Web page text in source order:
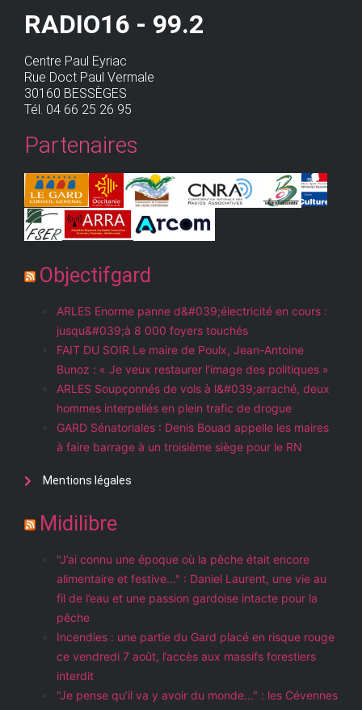
RADIO16 - 99.2
Centre Paul Eyriac
Rue Doct Paul Vermale
30160 BESSÈGES
Tél. 04 66 25 26 95
Partenaires
Objectifgard
ARLES Enorme panne d&#039;électricité en cours :
jusqu&#039;à 8 000 foyers touchés
FAIT DU SOIR Le maire de Poulx, Jean-Antoine
Bunoz : « Je veux restaurer l’image des politiques »
ARLES Soupçonnés de vols à l&#039;arraché, deux
hommes interpellés en plein trafic de drogue
GARD Sénatoriales : Denis Bouad appelle les maires
à faire barrage à un troisième siège pour le RN
Mentions légales
Midilibre
"J’ai connu une époque où la pêche était encore
alimentaire et festive…" : Daniel Laurent, une vie au
fil de l’eau et une passion gardoise intacte pour la
pêche
Incendies : une partie du Gard placé en risque rouge
ce vendredi 7 août, l’accès aux massifs forestiers
interdit
"Je pense qu’il va y avoir du monde..." : les Cévennes